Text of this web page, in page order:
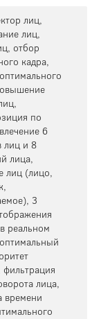
лиц,
лиц,
отбор
кадра,
по
6
лиц и 8
лица,
лиц (лицо,
3
реальном
фильтрация
лица,
времени